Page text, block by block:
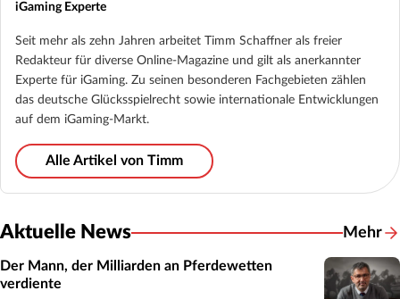
iGaming Experte
Seit mehr als zehn Jahren arbeitet Timm Schaffner als freier
Redakteur für diverse Online-Magazine und gilt als anerkannter
Experte für iGaming. Zu seinen besonderen Fachgebieten zählen
das deutsche Glücksspielrecht sowie internationale Entwicklungen
auf dem iGaming-Markt.
Alle Artikel von Timm
Aktuelle News Mehr
Der Mann, der Milliarden an Pferdewetten
verdiente